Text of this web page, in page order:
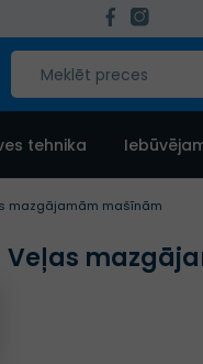
tehnika
mazgājamām mašīnām
Veļas